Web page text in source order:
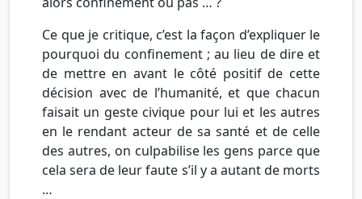
Ce que je critique, c’est la façon d’expliquer le
pourquoi du confinement ; au lieu de dire et
de mettre en avant le côté positif de cette
décision avec de l’humanité, et que chacun
faisait un geste civique pour lui et les autres
en le rendant acteur de sa santé et de celle
des autres, on culpabilise les gens parce que
cela sera de leur faute s’il y a autant de morts
…